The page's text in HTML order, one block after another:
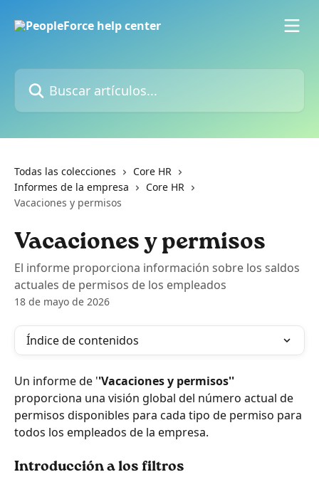
Buscar artículos...
Todas las colecciones
Core HR
Informes de la empresa
Core HR
Vacaciones y permisos
Vacaciones y permisos
El informe proporciona información sobre los saldos
actuales de permisos de los empleados
18 de mayo de 2026
Índice de contenidos
Un informe de ''Vacaciones y permisos''
proporciona una visión global del número actual de
permisos disponibles para cada tipo de permiso para
todos los empleados de la empresa.
Introducción a los filtros